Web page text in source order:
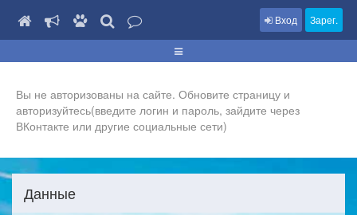
Вход Зарег.
Вы не авторизованы на сайте. Обновите страницу и
авторизуйтесь(введите логин и пароль, зайдите через
ВКонтакте или другие социальные сети)
Данные